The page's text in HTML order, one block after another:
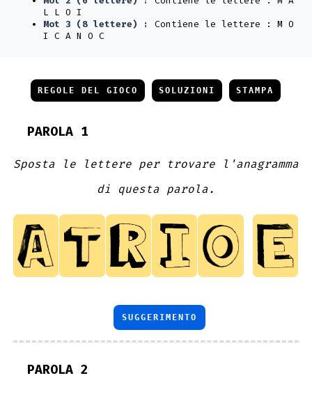
L L O I
Mot 3 (8 lettere) :
Contiene le lettere : M O
I C A N O C
REGOLE DEL GIOCO SOLUZIONI STAMPA
PAROLA 1
Sposta le lettere per trovare l'anagramma
di questa parola.
SUGGERIMENTO
PAROLA 2